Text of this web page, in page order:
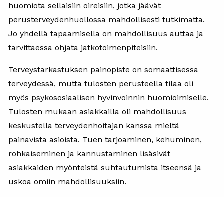
huomiota sellaisiin oireisiin, jotka jäävät
perusterveydenhuollossa mahdollisesti tutkimatta.
Jo yhdellä tapaamisella on mahdollisuus auttaa ja
tarvittaessa ohjata jatkotoimenpiteisiin.
Terveystarkastuksen painopiste on somaattisessa
terveydessä, mutta tulosten perusteella tilaa oli
myös psykososiaalisen hyvinvoinnin huomioimiselle.
Tulosten mukaan asiakkailla oli mahdollisuus
keskustella terveydenhoitajan kanssa mieltä
painavista asioista. Tuen tarjoaminen, kehuminen,
rohkaiseminen ja kannustaminen lisäsivät
asiakkaiden myönteistä suhtautumista itseensä ja
uskoa omiin mahdollisuuksiin.